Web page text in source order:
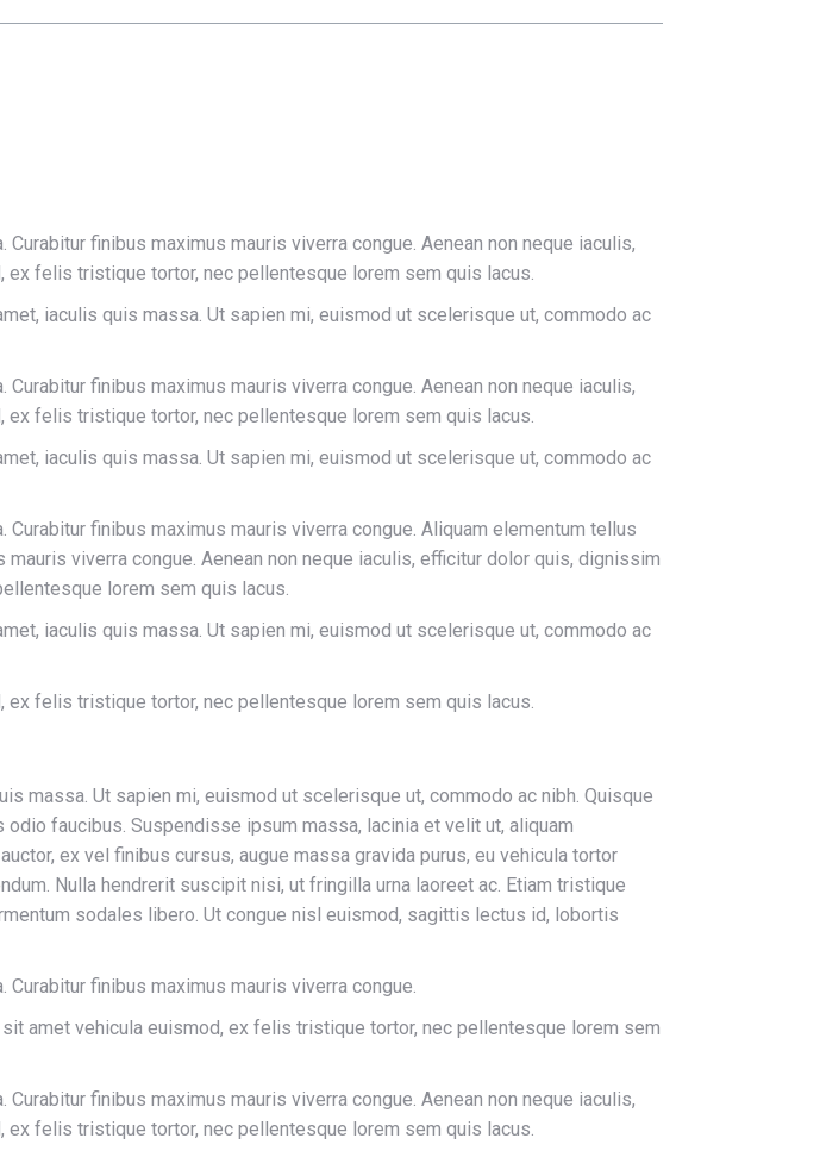
finibus maximus mauris viverra congue. Aenean non neque iaculis,
felis tristique tortor, nec pellentesque lorem sem quis lacus.
iaculis quis massa. Ut sapien mi, euismod ut scelerisque ut, commodo ac
finibus maximus mauris viverra congue. Aenean non neque iaculis,
felis tristique tortor, nec pellentesque lorem sem quis lacus.
iaculis quis massa. Ut sapien mi, euismod ut scelerisque ut, commodo ac
finibus maximus mauris viverra congue. Aliquam elementum tellus
viverra congue. Aenean non neque iaculis, efficitur dolor quis, dignissim
lorem sem quis lacus.
iaculis quis massa. Ut sapien mi, euismod ut scelerisque ut, commodo ac
ex felis tristique tortor, nec pellentesque lorem sem quis lacus.
massa. Ut sapien mi, euismod ut scelerisque ut, commodo ac nibh. Quisque
faucibus. Suspendisse ipsum massa, lacinia et velit ut, aliquam
ex vel finibus cursus, augue massa gravida purus, eu vehicula tortor
Nulla hendrerit suscipit nisi, ut fringilla urna laoreet ac. Etiam tristique
sodales libero. Ut congue nisl euismod, sagittis lectus id, lobortis
finibus maximus mauris viverra congue.
amet vehicula euismod, ex felis tristique tortor, nec pellentesque lorem sem
finibus maximus mauris viverra congue. Aenean non neque iaculis,
felis tristique tortor, nec pellentesque lorem sem quis lacus.